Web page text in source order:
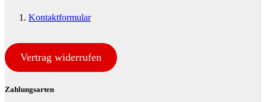
Kontaktformular
Vertrag widerrufen
Zahlungsarten